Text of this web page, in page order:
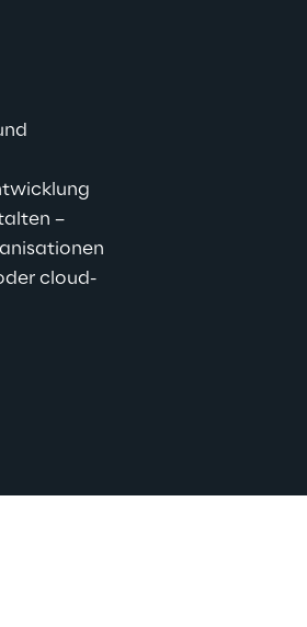
–
cloud-